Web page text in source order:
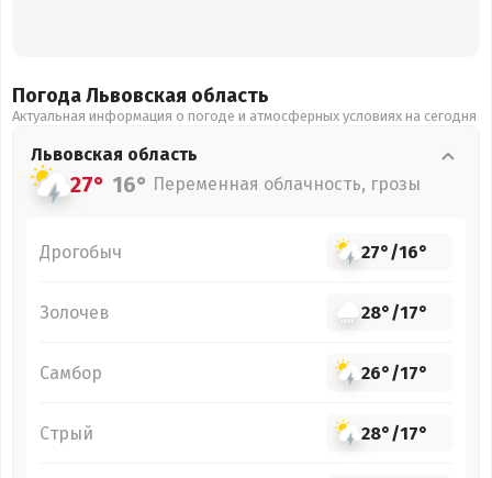
Погода Львовская область
Актуальная информация о погоде и атмосферных условиях на сегодня
Львовская область
27° 16° Переменная облачность, грозы
Дрогобыч 27°/16°
Золочев 28°/17°
Самбор 26°/17°
Стрый 28°/17°